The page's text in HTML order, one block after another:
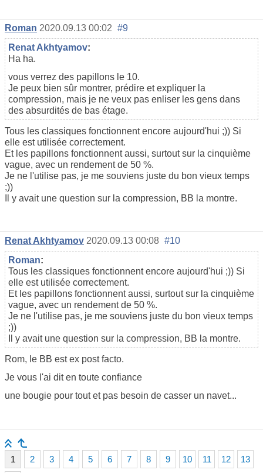
Roman 2020.09.13 00:02 #9
Renat Akhtyamov:
Ha ha.
vous verrez des papillons le 10.
Je peux bien sûr montrer, prédire et expliquer la
compression, mais je ne veux pas enliser les gens dans
des absurdités de bas étage.
Tous les classiques fonctionnent encore aujourd'hui ;)) Si
elle est utilisée correctement.
Et les papillons fonctionnent aussi, surtout sur la cinquième
vague, avec un rendement de 50 %.
Je ne l'utilise pas, je me souviens juste du bon vieux temps
;))
Il y avait une question sur la compression, BB la montre.
Renat Akhtyamov 2020.09.13 00:08 #10
Roman:
Tous les classiques fonctionnent encore aujourd'hui ;)) Si
elle est utilisée correctement.
Et les papillons fonctionnent aussi, surtout sur la cinquième
vague, avec un rendement de 50 %.
Je ne l'utilise pas, je me souviens juste du bon vieux temps
;))
Il y avait une question sur la compression, BB la montre.
Rom, le BB est ex post facto.
Je vous l'ai dit en toute confiance
une bougie pour tout et pas besoin de casser un navet...
1 2 3 4 5 6 7 8 9 10 11 12 13